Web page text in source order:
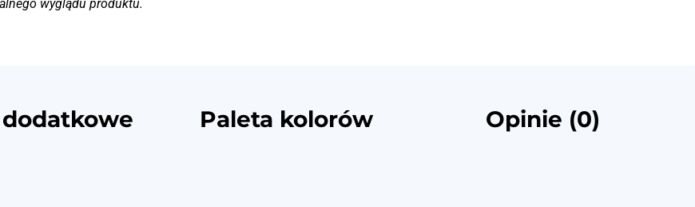
wyglądu produktu.
Paleta kolorów Opinie (0)